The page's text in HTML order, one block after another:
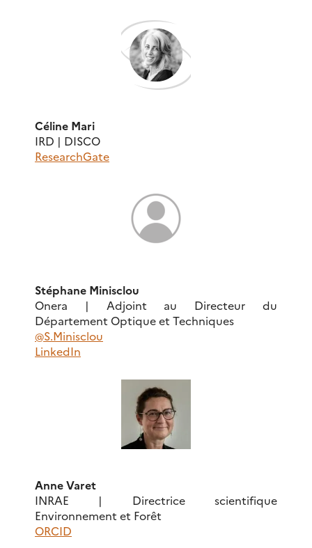
Céline Mari
IRD | DISCO
ResearchGate
Stéphane Minisclou
Onera | Adjoint au Directeur du
Département Optique et Techniques
@S.Minisclou
LinkedIn
Anne Varet
INRAE | Directrice scientifique
Environnement et Forêt
ORCID